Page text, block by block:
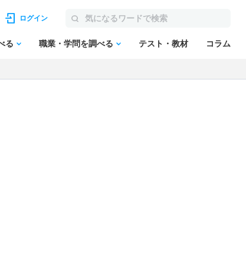
ログイン
る 職業・学問を調べる テスト・教材 コラム